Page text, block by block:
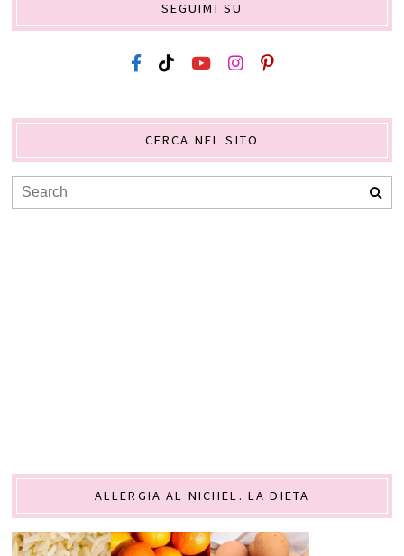
SEGUIMI SU
CERCA NEL SITO
ALLERGIA AL NICHEL. LA DIETA